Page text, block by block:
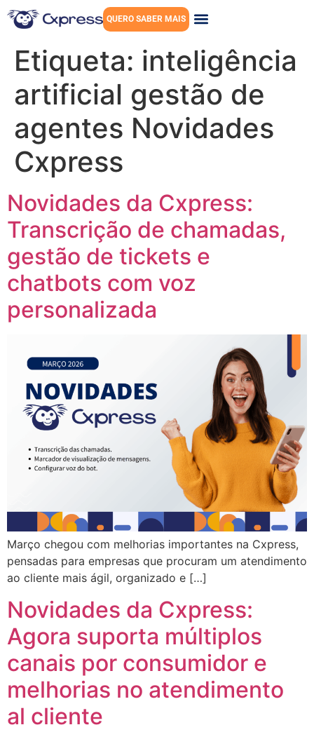
QUERO SABER MAIS
Etiqueta: inteligência
artificial gestão de
agentes Novidades
Cxpress
Novidades da Cxpress:
Transcrição de chamadas,
gestão de tickets e
chatbots com voz
personalizada
Março chegou com melhorias importantes na Cxpress,
pensadas para empresas que procuram um atendimento
ao cliente mais ágil, organizado e […]
Novidades da Cxpress:
Agora suporta múltiplos
canais por consumidor e
melhorias no atendimento
al cliente